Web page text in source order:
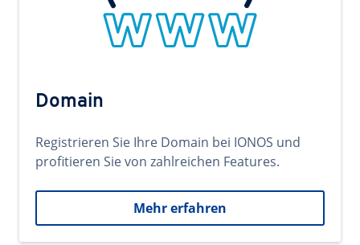
Domain
Registrieren Sie Ihre Domain bei IONOS und
profitieren Sie von zahlreichen Features.
Mehr erfahren